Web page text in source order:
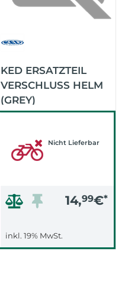
KED ERSATZTEIL
VERSCHLUSS HELM
(GREY)
Nicht Lieferbar
14,99€*
inkl. 19% MwSt.